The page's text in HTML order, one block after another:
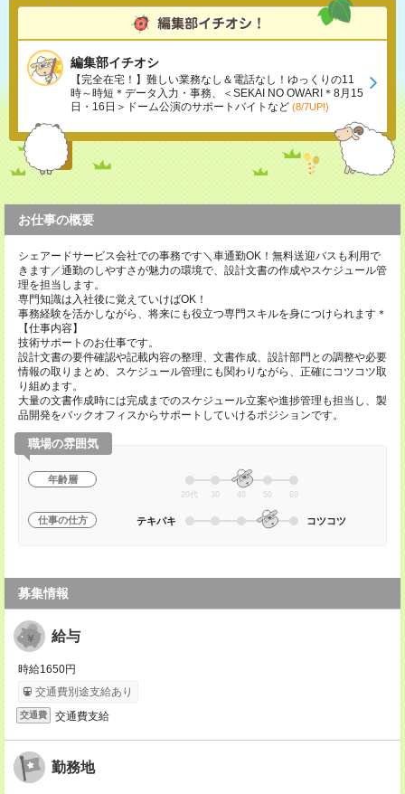
編集部イチオシ
【完全在宅！】難しい業務なし＆電話なし！ゆっくりの11
時～時短＊データ入力・事務、＜SEKAI NO OWARI＊8月15
日・16日＞ドーム公演のサポートバイトなど (8/7UP!)
お仕事の概要
シェアードサービス会社での事務です＼車通勤OK！無料送迎バスも利用で
きます／通勤のしやすさが魅力の環境で、設計文書の作成やスケジュール管
理を担当します。
専門知識は入社後に覚えていけばOK！
事務経験を活かしながら、将来にも役立つ専門スキルを身につけられます＊
【仕事内容】
技術サポートのお仕事です。
設計文書の要件確認や記載内容の整理、文書作成、設計部門との調整や必要
情報の取りまとめ、スケジュール管理にも関わりながら、正確にコツコツ取
り組めます。
大量の文書作成時には完成までのスケジュール立案や進捗管理も担当し、製
品開発をバックオフィスからサポートしていけるポジションです。
職場の雰囲気
年齢層
20代 30 40 50 60
仕事の仕方 テキパキ コツコツ
募集情報
給与
時給1650円
交通費別途支給あり
交通費 交通費支給
勤務地